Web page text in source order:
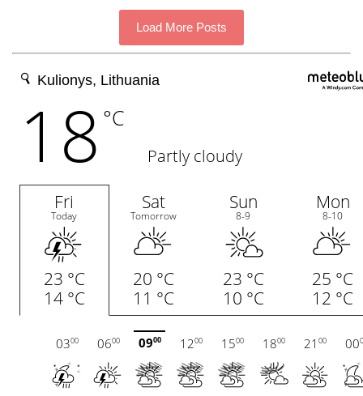
Load More Posts